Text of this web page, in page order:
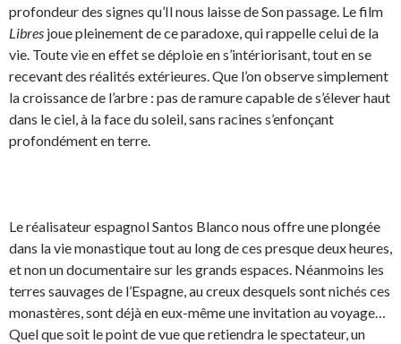
profondeur des signes qu’Il nous laisse de Son passage. Le film
Libres joue pleinement de ce paradoxe, qui rappelle celui de la
vie. Toute vie en effet se déploie en s’intériorisant, tout en se
recevant des réalités extérieures. Que l’on observe simplement
la croissance de l’arbre : pas de ramure capable de s’élever haut
dans le ciel, à la face du soleil, sans racines s’enfonçant
profondément en terre.
Le réalisateur espagnol Santos Blanco nous offre une plongée
dans la vie monastique tout au long de ces presque deux heures,
et non un documentaire sur les grands espaces. Néanmoins les
terres sauvages de l’Espagne, au creux desquels sont nichés ces
monastères, sont déjà en eux-même une invitation au voyage…
Quel que soit le point de vue que retiendra le spectateur, un